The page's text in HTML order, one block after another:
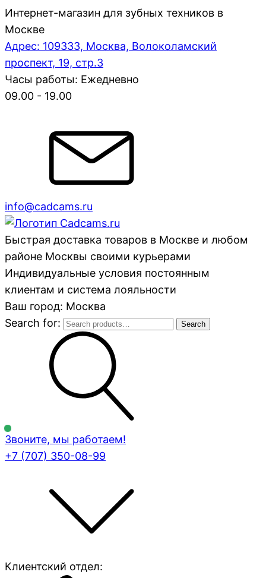
Интернет-магазин для зубных техников в
Москве
Адрес: 109333, Москва, Волоколамский
проспект, 19, стр.3
Часы работы: Ежедневно
09.00 - 19.00
info@cadcams.ru
Быстрая доставка товаров в Москве и любом
районе Москвы своими курьерами
Индивидуальные условия постоянным
клиентам и система лояльности
Ваш город: Москва
Search for:
Search
Звоните, мы работаем!
+7 (707) 350-08-99
Клиентский отдел: